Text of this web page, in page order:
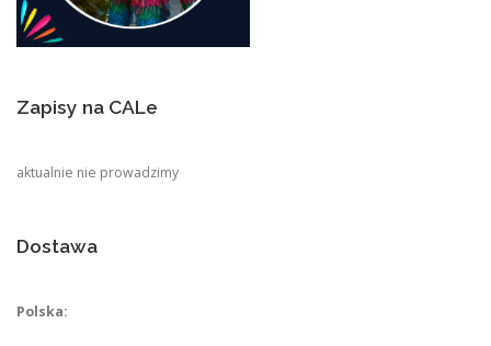
Zapisy na CALe
aktualnie nie prowadzimy
Dostawa
Polska: